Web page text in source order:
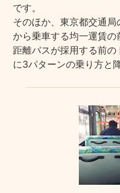
です。
そのほか、東京都交通
から乗車する均一運賃
距離バスが採用する前
に3パターンの乗り方と